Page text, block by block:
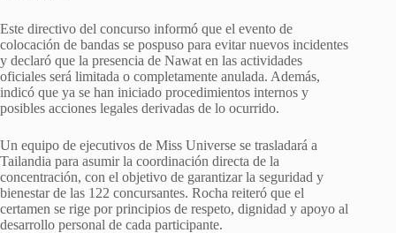
Este directivo del concurso informó que el evento de
colocación de bandas se pospuso para evitar nuevos incidentes
y declaró que la presencia de Nawat en las actividades
oficiales será limitada o completamente anulada. Además,
indicó que ya se han iniciado procedimientos internos y
posibles acciones legales derivadas de lo ocurrido.
Un equipo de ejecutivos de Miss Universe se trasladará a
Tailandia para asumir la coordinación directa de la
concentración, con el objetivo de garantizar la seguridad y
bienestar de las 122 concursantes. Rocha reiteró que el
certamen se rige por principios de respeto, dignidad y apoyo al
desarrollo personal de cada participante.